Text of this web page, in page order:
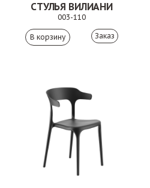
СТУЛЬЯ ВИЛИАНИ
003-110
Заказ